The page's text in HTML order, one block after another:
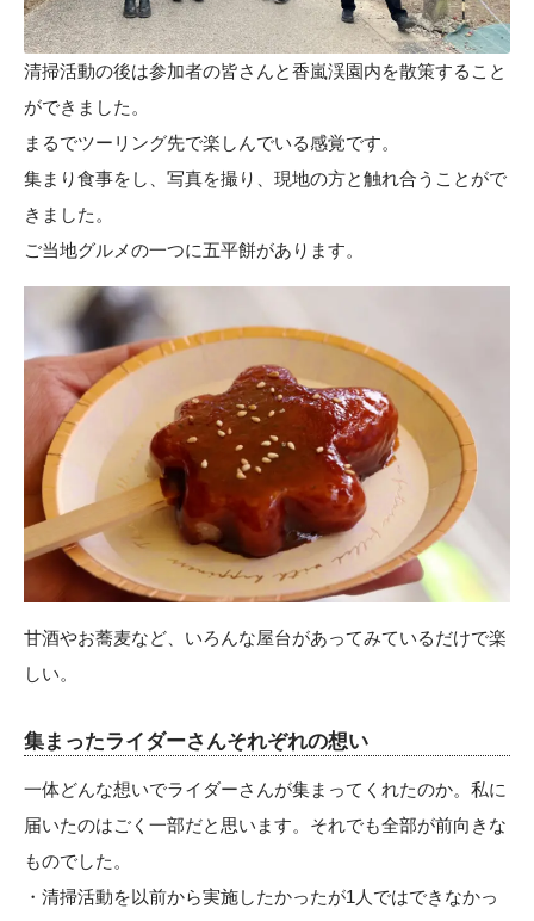
清掃活動の後は参加者の皆さんと香嵐渓園内を散策すること
ができました。
まるでツーリング先で楽しんでいる感覚です。
集まり食事をし、写真を撮り、現地の方と触れ合うことがで
きました。
ご当地グルメの一つに五平餅があります。
甘酒やお蕎麦など、いろんな屋台があってみているだけで楽
しい。
集まったライダーさんそれぞれの想い
一体どんな想いでライダーさんが集まってくれたのか。私に
届いたのはごく一部だと思います。それでも全部が前向きな
ものでした。
・清掃活動を以前から実施したかったが1人ではできなかっ